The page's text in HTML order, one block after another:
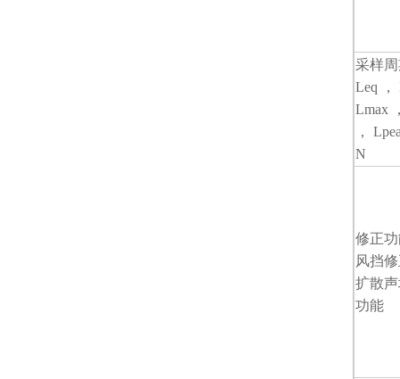
采样
Leq ，
Lmax
，
N
修正
风挡
扩散
功能